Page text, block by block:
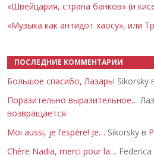
«Швейцария, страна банков» (и
«Музыка как антидот хаосу», или
ПОСЛЕДНИЕ КОММЕНТАРИИ
Большое спасибо, Лазарь! Sikorsky
Поразительно выразительное…
возвращается
Moi aussi, je l’espère! Je… Sikorsky в
Chère Nadia, merci pour la…